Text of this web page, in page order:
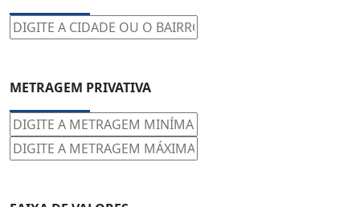
METRAGEM PRIVATIVA